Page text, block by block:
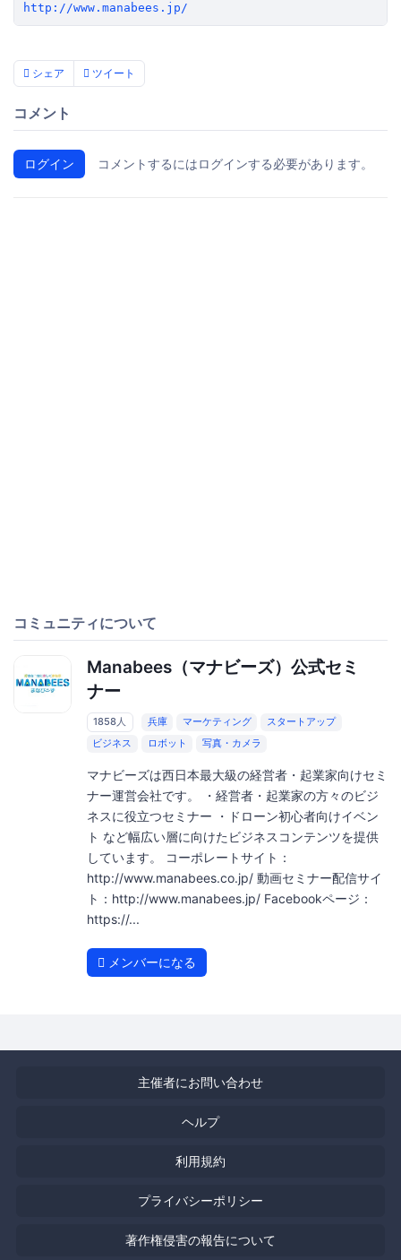
http://www.manabees.jp/
シェア ツイート
コメント
ログイン コメントするにはログインする必要があります。
コミュニティについて
Manabees（マナビーズ）公式セミ
ナー
1858人 兵庫 マーケティング
スタートアップ
ビジネス
ロボット 写真・カメラ
マナビーズは西日本最大級の経営者・起業家向けセミ
ナー運営会社です。 ・経営者・起業家の方々のビジ
ネスに役立つセミナー ・ドローン初心者向けイベン
ト など幅広い層に向けたビジネスコンテンツを提供
しています。 コーポレートサイト：
http://www.manabees.co.jp/ 動画セミナー配信サイ
ト：http://www.manabees.jp/ Facebookページ：
https://...
メンバーになる
主催者にお問い合わせ
ヘルプ
利用規約
プライバシーポリシー
著作権侵害の報告について